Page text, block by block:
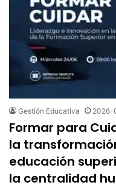
Gestión Educativa 2026-
Formar para
la
educación
la centralidad